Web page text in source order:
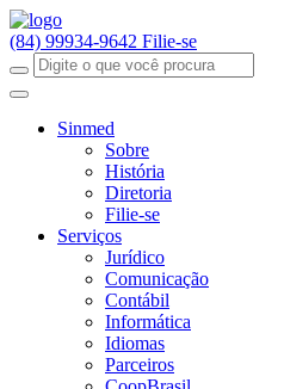
(84) 99934-9642 Filie-se
Sinmed
Sobre
História
Diretoria
Filie-se
Serviços
Jurídico
Comunicação
Contábil
Informática
Idiomas
Parceiros